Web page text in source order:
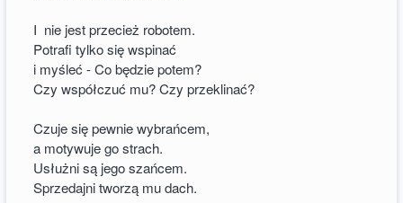
I nie jest przecież robotem.
Potrafi tylko się wspinać
i myśleć - Co będzie potem?
Czy współczuć mu? Czy przeklinać?
Czuje się pewnie wybrańcem,
a motywuje go strach.
Usłużni są jego szańcem.
Sprzedajni tworzą mu dach.